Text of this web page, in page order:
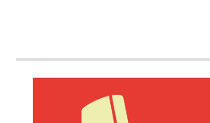
Det efterlysande (Permalight®)
mörker efter uppladdning i